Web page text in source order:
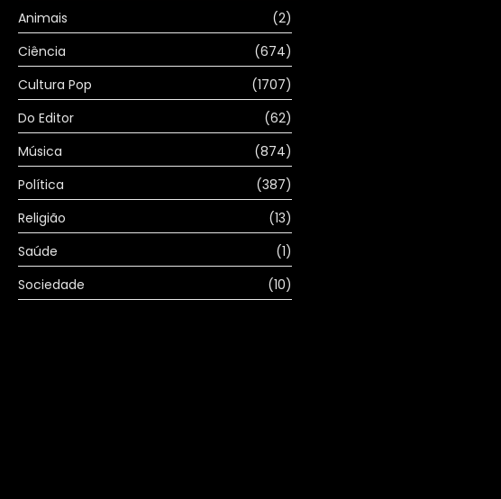
Animais
(2)
Ciência
(674)
Cultura Pop
(1707)
Do Editor
(62)
Música
(874)
Política
(387)
Religião
(13)
Saúde
(1)
Sociedade
(10)